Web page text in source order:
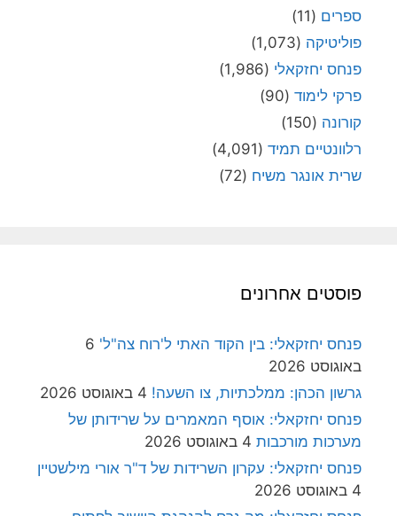
ספרים (11)
פוליטיקה (1,073)
פנחס יחזקאלי (1,986)
פרקי לימוד (90)
קורונה (150)
רלוונטיים תמיד (4,091)
שרית אונגר משיח (72)
פוסטים אחרונים
פנחס יחזקאלי: בין הקוד האתי ל'רוח צה"ל' 6
באוגוסט 2026
גרשון הכהן: ממלכתיות, צו השעה! 4 באוגוסט 2026
פנחס יחזקאלי: אוסף המאמרים על שרידותן של
מערכות מורכבות 4 באוגוסט 2026
פנחס יחזקאלי: עקרון השרידות של ד"ר אורי מילשטיין
4 באוגוסט 2026